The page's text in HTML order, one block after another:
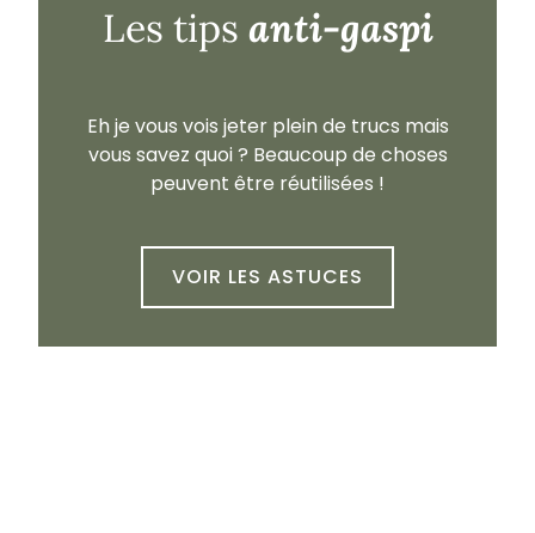
Les tips anti-gaspi
Eh je vous vois jeter plein de trucs mais
vous savez quoi ? Beaucoup de choses
peuvent être réutilisées !
VOIR LES ASTUCES